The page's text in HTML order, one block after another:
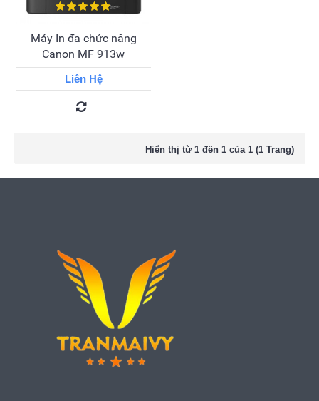
Máy In đa chức năng
Canon MF 913w
Liên Hệ
Hiển thị từ 1 đến 1 của 1 (1 Trang)